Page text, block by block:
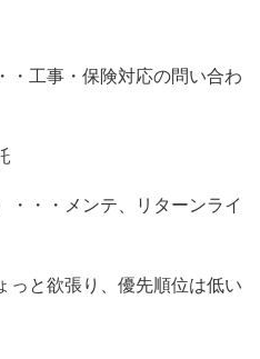
・工事・保険対応の問い合わ
・・・メンテ、リターンライ
っと欲張り、優先順位は低い